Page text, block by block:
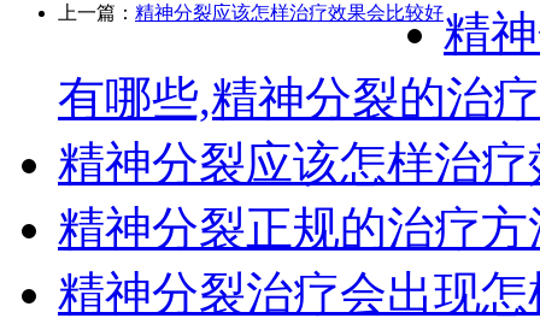
上一篇： 精神分裂应该怎样治疗效果会比较好精
有哪些,精神分裂的治
精神分裂应该怎样治
精神分裂正规的治疗
精神分裂治疗会出现